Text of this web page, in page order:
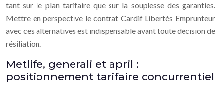
tant sur le plan tarifaire que sur la souplesse des garanties.
Mettre en perspective le contrat Cardif Libertés Emprunteur
avec ces alternatives est indispensable avant toute décision de
résiliation.
Metlife, generali et april :
positionnement tarifaire concurrentiel